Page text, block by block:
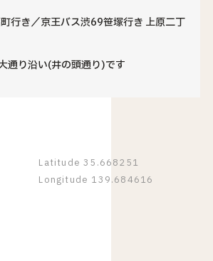
行き／京王バス渋69笹塚行き 上原二丁
通り沿い(井の頭通り)です
Latitude 35.668251
Longitude 139.684616